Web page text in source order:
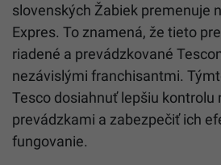
slovenských Žabiek premenuje
Expres. To znamená, že tieto
riadené a prevádzkované
nezávislými franchisantmi.
Tesco dosiahnuť lepšiu kontrolu
prevádzkami a zabezpečiť ich
fungovanie.